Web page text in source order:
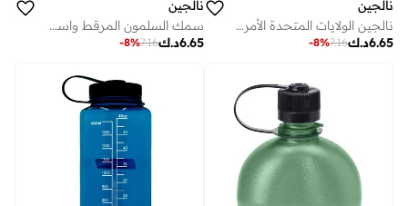
نالجين
نالجين الولايات المتحدة الأمريكية 1 لتر من القطن المستدام ذو الفم العريض
د.ك6.65
7.16
-8%
نالجين
سمك السلمون المرقط واسع الفم من نالجين الولايات المتحدة الأمريكية سعة 1 لتر، أخضر مستدام
د.ك6.65
7.16
-8%